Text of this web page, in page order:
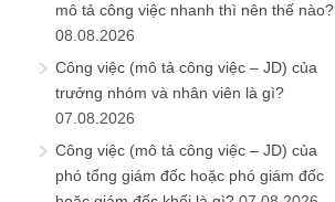
mô tả công việc nhanh thì nên thế nào?
08.08.2026
Công việc (mô tả công việc – JD) của
trưởng nhóm và nhân viên là gì?
07.08.2026
Công việc (mô tả công việc – JD) của
phó tổng giám đốc hoặc phó giám đốc